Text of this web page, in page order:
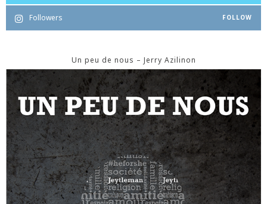
Followers FOLLOW
Un peu de nous – Jerry Azilinon